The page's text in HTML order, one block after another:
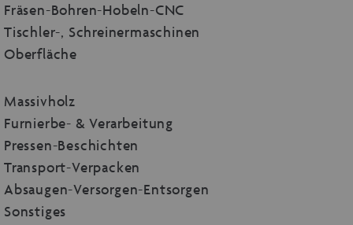
Fräsen-Bohren-Hobeln-CNC
Tischler-, Schreinermaschinen
Oberfläche
Massivholz
Furnierbe- & Verarbeitung
Pressen-Beschichten
Transport-Verpacken
Absaugen-Versorgen-Entsorgen
Sonstiges